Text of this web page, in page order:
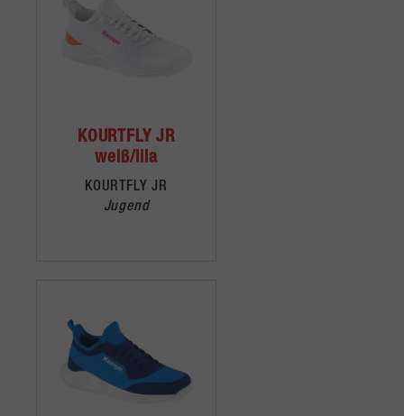
KOURTFLY JR
weiß/lila
KOURTFLY JR
Jugend